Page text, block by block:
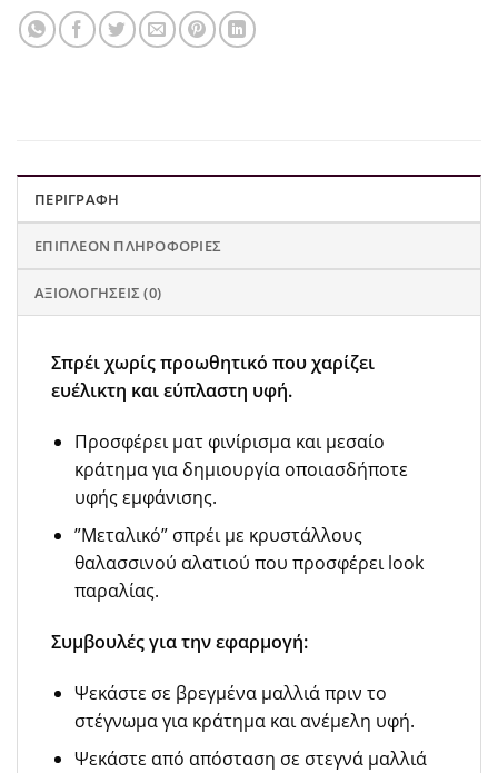
ΠΕΡΙΓΡΑΦΉ
ΕΠΙΠΛΈΟΝ ΠΛΗΡΟΦΟΡΊΕΣ
ΑΞΙΟΛΟΓΉΣΕΙΣ (0)
Σπρέι χωρίς προωθητικό που χαρίζει
ευέλικτη και εύπλαστη υφή.
Προσφέρει ματ φινίρισμα και μεσαίο
κράτημα για δημιουργία οποιασδήποτε
υφής εμφάνισης.
”Μεταλικό” σπρέι με κρυστάλλους
θαλασσινού αλατιού που προσφέρει look
παραλίας.
Συμβουλές για την εφαρμογή:
Ψεκάστε σε βρεγμένα μαλλιά πριν το
στέγνωμα για κράτημα και ανέμελη υφή.
Ψεκάστε από απόσταση σε στεγνά μαλλιά